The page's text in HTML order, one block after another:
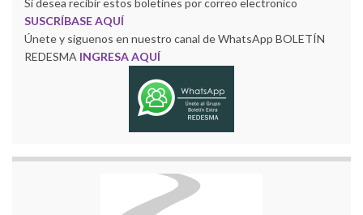
Si desea recibir estos boletines por correo electronico
SUSCRÍBASE AQUÍ
Únete y siguenos en nuestro canal de WhatsApp BOLETÍN
REDESMA INGRESA AQUÍ